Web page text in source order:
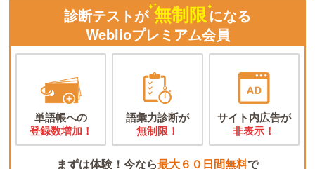
診断テストが 無制限になる
Weblioプレミアム会員
単語帳への
登録数増加！
語彙力診断が
無制限！
サイト内広告が
非表示！
まずは体験！今なら最大６０日間無料で